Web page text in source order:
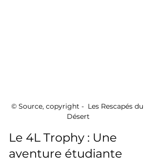
© Source, copyright -  Les Rescapés du
Désert
Le 4L Trophy : Une
aventure étudiante